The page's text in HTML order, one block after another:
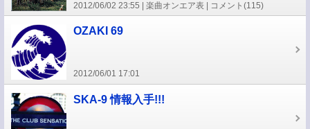
2012/06/02 23:55 楽曲オンエア表 コメント(115)
OZAKI 69
2012/06/01 17:01
SKA-9 情報入手!!!